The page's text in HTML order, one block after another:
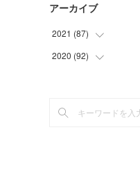
アーカイブ
2021 (87)
(9
(
2020 (92)
(